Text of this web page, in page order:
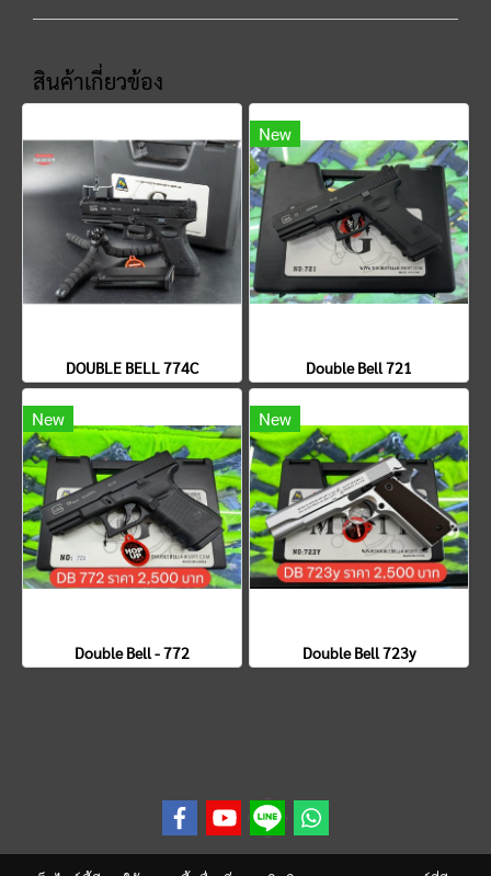
สินค้าเกี่ยวข้อง
DOUBLE BELL 774C
New
Double Bell 721
New
Double Bell - 772
New
Double Bell 723y